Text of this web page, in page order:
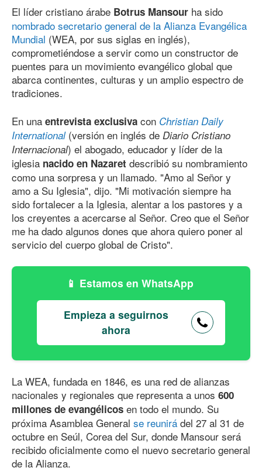
El líder cristiano árabe Botrus Mansour ha sido
nombrado secretario general de la Alianza Evangélica
Mundial (WEA, por sus siglas en inglés),
comprometiéndose a servir como un constructor de
puentes para un movimiento evangélico global que
abarca continentes, culturas y un amplio espectro de
tradiciones.
En una entrevista exclusiva con Christian Daily
International(versión en inglés de Diario Cristiano
Internacional) el abogado, educador y líder de la
iglesia nacido en Nazaret describió su nombramiento
como una sorpresa y un llamado. "Amo al Señor y
amo a Su Iglesia", dijo. "Mi motivación siempre ha
sido fortalecer a la Iglesia, alentar a los pastores y a
los creyentes a acercarse al Señor. Creo que el Señor
me ha dado algunos dones que ahora quiero poner al
servicio del cuerpo global de Cristo".
Estamos en WhatsApp
Empieza a seguirnos
ahora
La WEA, fundada en 1846, es una red de alianzas
nacionales y regionales que representa a unos 600
millones de evangélicos en todo el mundo. Su
próxima Asamblea General se reunirá del 27 al 31 de
octubre en Seúl, Corea del Sur, donde Mansour será
recibido oficialmente como el nuevo secretario general
de la Alianza.